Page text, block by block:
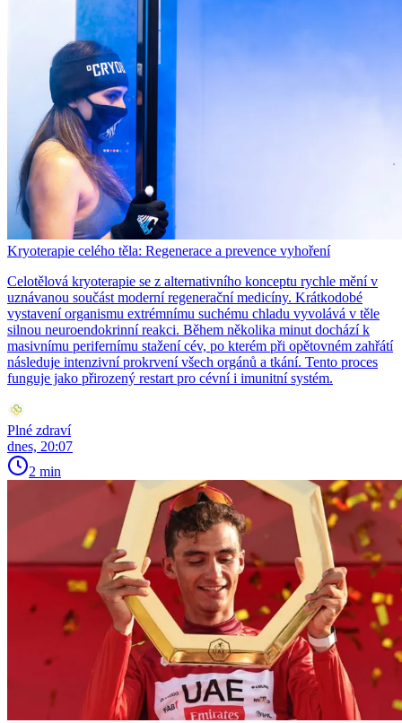
Kryoterapie celého těla: Regenerace a prevence vyhoření
Celotělová kryoterapie se z alternativního konceptu rychle mění v
uznávanou součást moderní regenerační medicíny. Krátkodobé
vystavení organismu extrémnímu suchému chladu vyvolává v těle
silnou neuroendokrinní reakci. Během několika minut dochází k
masivnímu perifernímu stažení cév, po kterém při opětovném zahřátí
následuje intenzivní prokrvení všech orgánů a tkání. Tento proces
funguje jako přirozený restart pro cévní i imunitní systém.
Plné zdraví
dnes, 20:07
2 min